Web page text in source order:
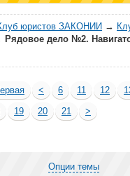
юристов ЗАКОНИИ →
Рядовое дело №2.
< 6 11 12
19 20 21
>
Опции темы